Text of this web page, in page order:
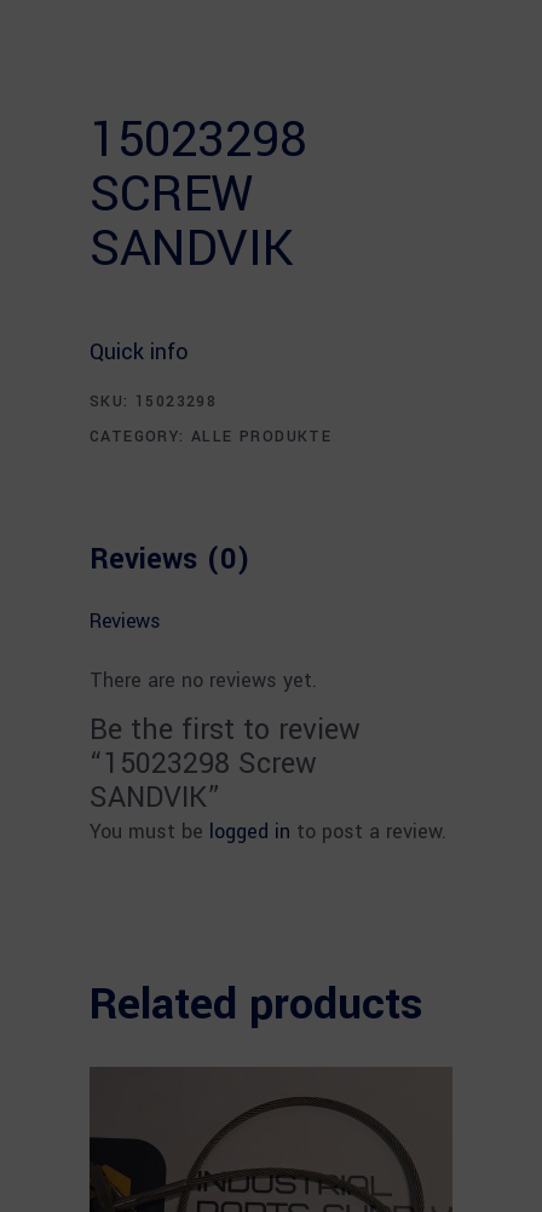
15023298
SCREW
SANDVIK
Quick info
SKU: 15023298
CATEGORY:ALLE PRODUKTE
Reviews (0)
Reviews
There are no reviews yet.
Be the first to review
“15023298 Screw
SANDVIK”
You must be logged in to post a review.
Related products